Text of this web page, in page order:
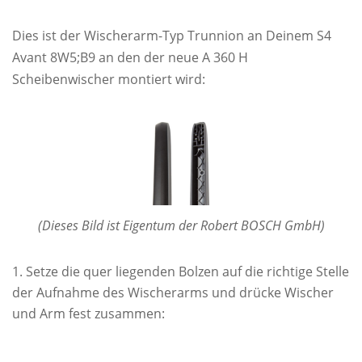
Dies ist der Wischerarm-Typ Trunnion an Deinem S4
Avant 8W5;B9 an den der neue A 360 H
Scheibenwischer montiert wird:
(Dieses Bild ist Eigentum der Robert BOSCH GmbH)
Setze die quer liegenden Bolzen auf die richtige Stelle
der Aufnahme des Wischerarms und drücke Wischer
und Arm fest zusammen: